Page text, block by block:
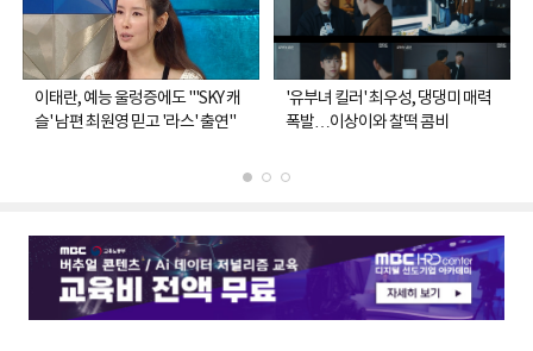
이태란, 예능 울렁증에도 "'SKY 캐
슬' 남편 최원영 믿고 '라스' 출연"
'유부녀 킬러' 최우성, 댕댕미 매력
폭발…이상이와 찰떡 콤비